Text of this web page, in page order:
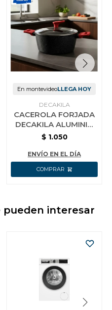
En montevideoLLEGA HOY
DECAKILA
CACEROLA FORJADA
DECAKILA ALUMINIO
DOBLE AGARRE 24CM
$ 1.050
ENVÍO EN EL DÍA
interesar